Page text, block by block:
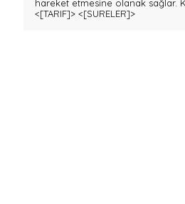
hareket etmesine olanak sağlar.
<[TARIF]> <[SURELER]>